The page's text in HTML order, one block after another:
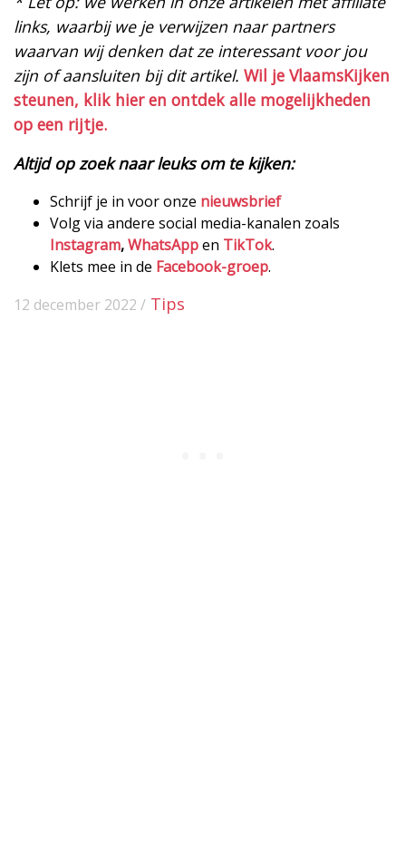
links, waarbij we je verwijzen naar partners
waarvan wij denken dat ze interessant voor jou
zijn of aansluiten bij dit artikel. Wil je VlaamsKijken
steunen, klik hier en ontdek alle mogelijkheden
op een rijtje.
Altijd op zoek naar leuks om te kijken:
Schrijf je in voor onze nieuwsbrief
Volg via andere social media-kanalen zoals
Instagram,WhatsAppen TikTok.
Klets mee in de Facebook-groep.
12 december 2022 / Tips